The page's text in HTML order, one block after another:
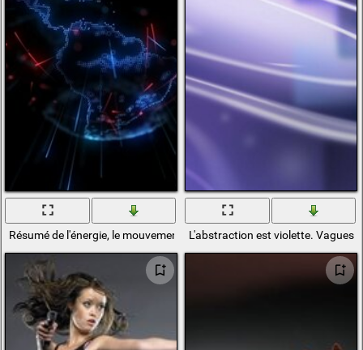
Résumé de l'énergie, le mouvement de la lumièreL'abstraction est violette. Vagues